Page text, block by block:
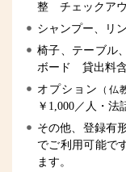
整 チェックア
シャンプー、リ
椅子、テーブル
ボード 貸出料
オプション
（仏
￥1,000／人・法
その他、登録有
でご利用可能で
ます。